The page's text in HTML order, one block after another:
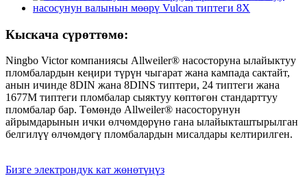
Кыскача сүрөттөмө:
Ningbo Victor компаниясы Allweiler® насосторуна ылайыктуу
пломбалардын кеңири түрүн чыгарат жана кампада сактайт,
анын ичинде 8DIN жана 8DINS типтери, 24 типтеги жана
1677M типтеги пломбалар сыяктуу көптөгөн стандарттуу
пломбалар бар. Төмөндө Allweiler® насосторунун
айрымдарынын ички өлчөмдөрүнө гана ылайыкташтырылган
белгилүү өлчөмдөгү пломбалардын мисалдары келтирилген.
Бизге электрондук кат жөнөтүңүз